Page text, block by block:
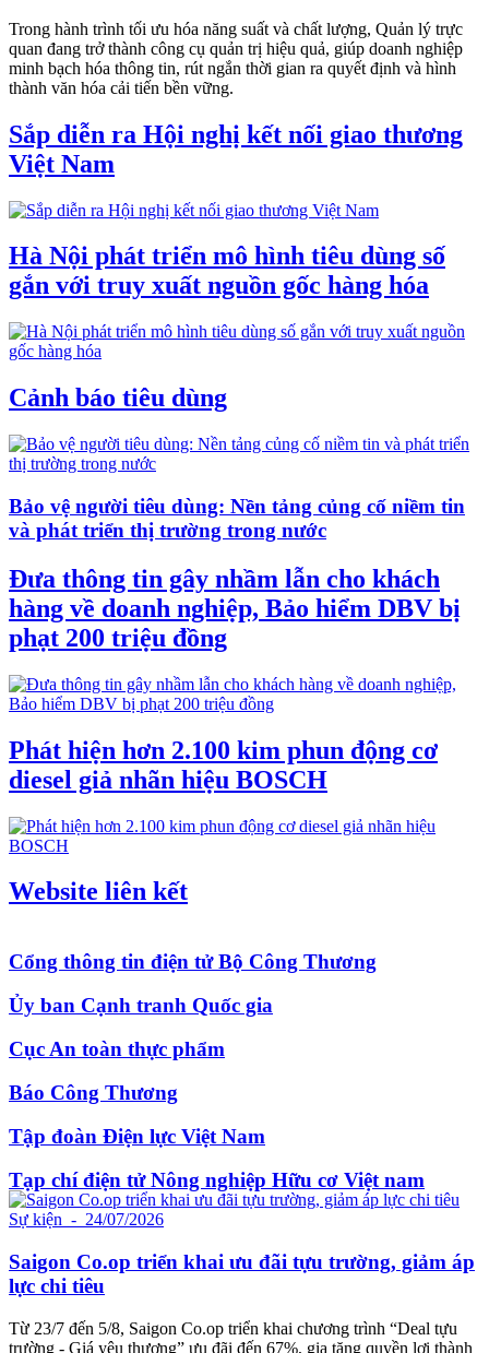
Trong hành trình tối ưu hóa năng suất và chất lượng, Quản lý trực
quan đang trở thành công cụ quản trị hiệu quả, giúp doanh nghiệp
minh bạch hóa thông tin, rút ngắn thời gian ra quyết định và hình
thành văn hóa cải tiến bền vững.
Sắp diễn ra Hội nghị kết nối giao thương
Việt Nam
Hà Nội phát triển mô hình tiêu dùng số
gắn với truy xuất nguồn gốc hàng hóa
Cảnh báo tiêu dùng
Bảo vệ người tiêu dùng: Nền tảng củng cố niềm tin
và phát triển thị trường trong nước
Đưa thông tin gây nhầm lẫn cho khách
hàng về doanh nghiệp, Bảo hiểm DBV bị
phạt 200 triệu đồng
Phát hiện hơn 2.100 kim phun động cơ
diesel giả nhãn hiệu BOSCH
Website liên kết
Cổng thông tin điện tử Bộ Công Thương
Ủy ban Cạnh tranh Quốc gia
Cục An toàn thực phẩm
Báo Công Thương
Tập đoàn Điện lực Việt Nam
Tạp chí điện tử Nông nghiệp Hữu cơ Việt nam
Sự kiện - 24/07/2026
Saigon Co.op triển khai ưu đãi tựu trường, giảm áp
lực chi tiêu
Từ 23/7 đến 5/8, Saigon Co.op triển khai chương trình “Deal tựu
trường - Giá yêu thương” ưu đãi đến 67%, gia tăng quyền lợi thành